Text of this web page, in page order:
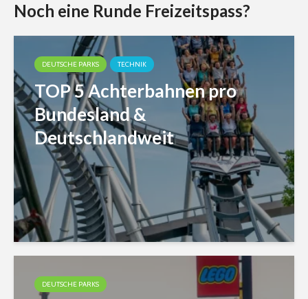
Noch eine Runde Freizeitspass?
DEUTSCHE PARKS TECHNIK
TOP 5 Achterbahnen pro
Bundesland &
Deutschlandweit
DEUTSCHE PARKS